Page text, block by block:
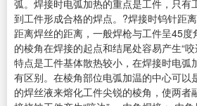
弧。焊接时电弧加热的重点是工件，只有
到工件形成合格的焊点。?焊接时钨针距
距离焊丝的距离，一般焊枪与工件呈45
的棱角在焊接的起点和结尾处容易产生“
特点是工件基体散热较小，在焊接时电弧
有区别。在棱角部位电弧加温的中心可以
的焊丝液来熔化工件尖锐的棱角，使两者